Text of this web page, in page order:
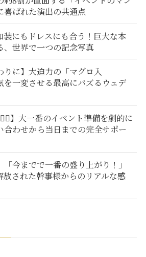
喜ばれた演出の共通点
装にもドレスにも合う！巨大な本
、世界で一つの記念写真
りに】大迫力の「マグロ入
を一変させる最高にバズるウェデ
】大一番のイベント準備を劇的に
合わせから当日までの完全サポー
「今までで一番の盛り上がり！」
放された幹事様からのリアルな感